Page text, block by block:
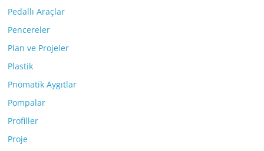
Pedallı Araçlar
Pencereler
Plan ve Projeler
Plastik
Pnömatik Aygıtlar
Pompalar
Profiller
Proje